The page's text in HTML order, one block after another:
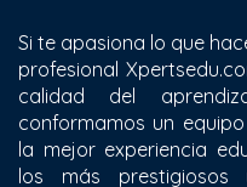
Si te apasiona lo que
profesional
calidad del
conformamos un
la mejor experiencia
los más prestigiosos